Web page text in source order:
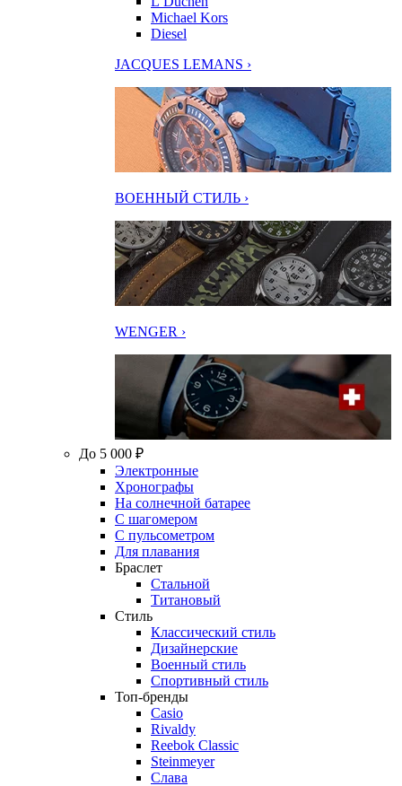
Michael Kors
Diesel
JACQUES LEMANS ›
ВОЕННЫЙ СТИЛЬ ›
WENGER ›
До 5 000 ₽
Электронные
Хронографы
На солнечной батарее
С шагомером
С пульсометром
Для плавания
Браслет
Стальной
Титановый
Стиль
Классический стиль
Дизайнерские
Военный стиль
Спортивный стиль
Топ-бренды
Casio
Rivaldy
Reebok Classic
Steinmeyer
Слава